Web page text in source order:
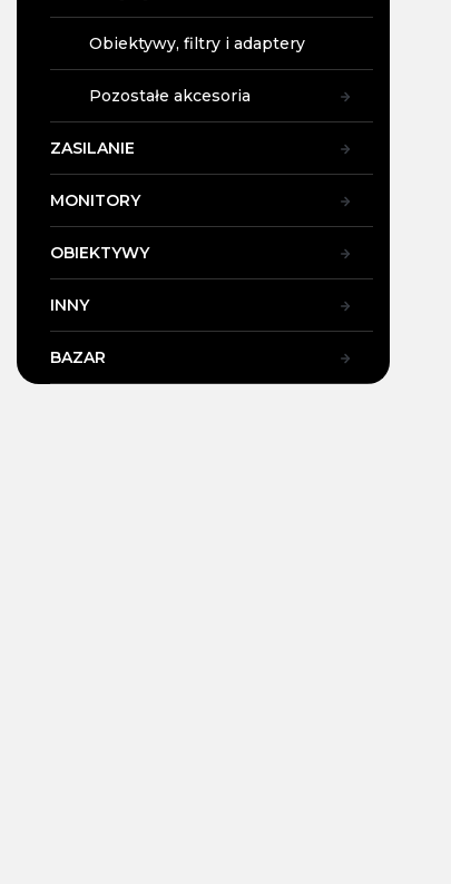
Obiektywy, filtry i adaptery
Pozostałe akcesoria
ZASILANIE
MONITORY
OBIEKTYWY
INNY
BAZAR